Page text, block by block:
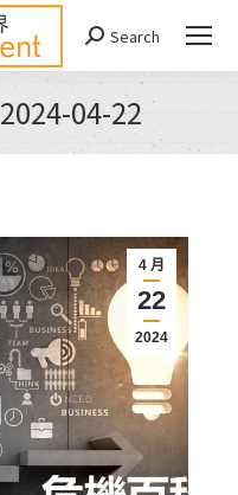
Search:
Search
2024-04-22
are here:
4 月
22
2024